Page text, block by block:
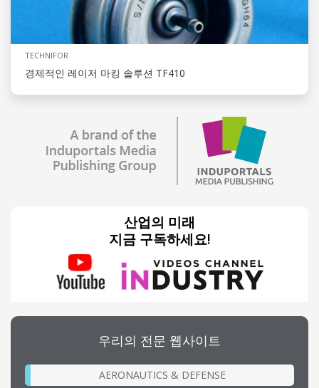
TECHNIFOR
경제적인 레이저 마킹 솔루션 TF410
산업의 미래
지금 구독하세요!
우리의 전문 웹사이트
AERONAUTICS & DEFENSE